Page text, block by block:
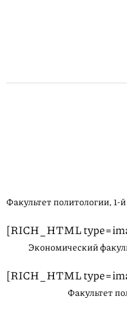
Факультет политологии, 1-
[RICH_HTML
Экономический
[RICH_HTML
Факультет